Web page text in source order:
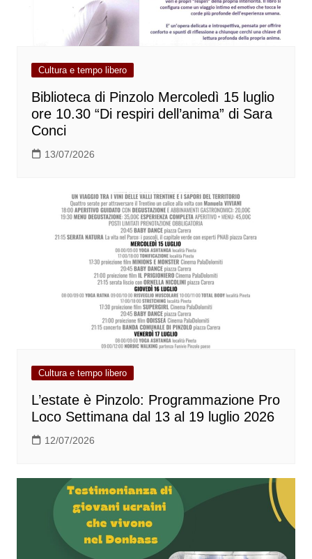
Cultura e tempo libero
Biblioteca di Pinzolo Mercoledì 15 luglio
ore 10.30 “Di respiri dell’anima” di Sara
Conci
13/07/2026
Cultura e tempo libero
L’estate è Pinzolo: Programmazione Pro
Loco Settimana dal 13 al 19 luglio 2026
12/07/2026